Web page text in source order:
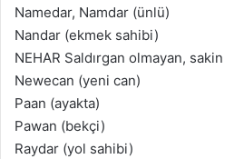
Namedar, Namdar (ünlü)
Nandar (ekmek sahibi)
NEHAR Saldırgan olmayan, sakin
Newecan (yeni can)
Paan (ayakta)
Pawan (bekçi)
Raydar (yol sahibi)